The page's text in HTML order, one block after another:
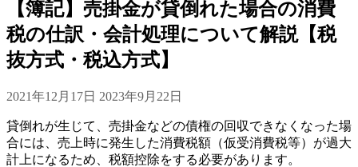
【簿記】売掛金が貸倒れた場合の消費
税の仕訳・会計処理について解説【税
抜方式・税込方式】
2021年12月17日 2023年9月22日
貸倒れが生じて、売掛金などの債権の回収できなくなった場
合には、売上時に発生した消費税額（仮受消費税等）が過大
計上になるため、税額控除をする必要があります。